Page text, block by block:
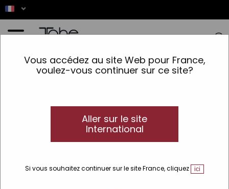
Vous accédez au site Web pour France,
voulez-vous continuer sur ce site?
Aller sur le site
International
Si vous souhaitez continuer sur le site France, cliquez ici
>Cheveux >Lignes >Magic >Magic Rizos >Eau de coiffage définition des